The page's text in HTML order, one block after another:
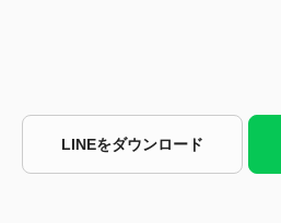
LINEをダウンロード